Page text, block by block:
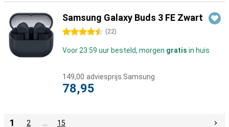
Samsung Galaxy Buds 3 FE Zwart
4.5 sterren (22)
Voor 23:59 uur besteld, morgen gratis in huis
149,00 adviesprijs Samsung
78,95
1 2 15